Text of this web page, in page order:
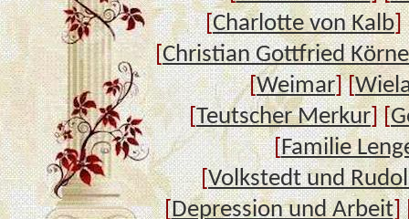
[Charlotte von Kalb]
[Christian Gottfried
[Weimar] [
[Teutscher Merkur] [
[Familie
[Volkstedt und
[Depression und Arbeit]